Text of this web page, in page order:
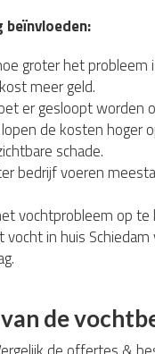
groter het probleem
meer geld.
er gesloopt worden
de kosten hoger
schade.
bedrijf voeren
vochtprobleem op
in huis
de